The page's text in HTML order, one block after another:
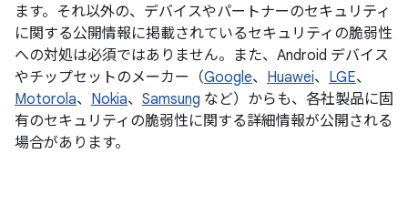
ます。それ以外の、デバイスやパートナーのセキュリティ
に関する公開情報に掲載されているセキュリティの脆弱性
への対処は必須ではありません。また、Android デバイス
やチップセットのメーカー（Google、 Huawei、 LGE、
Motorola、 Nokia、 Samsung など）からも、各社製品に固
有のセキュリティの脆弱性に関する詳細情報が公開される
場合があります。